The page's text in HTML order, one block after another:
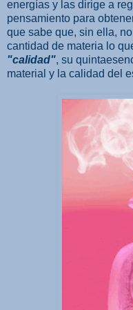
energías y las dirige a
pensamiento para
que sabe que, sin ella,
cantidad de materia lo
"calidad", su
material y la calidad del